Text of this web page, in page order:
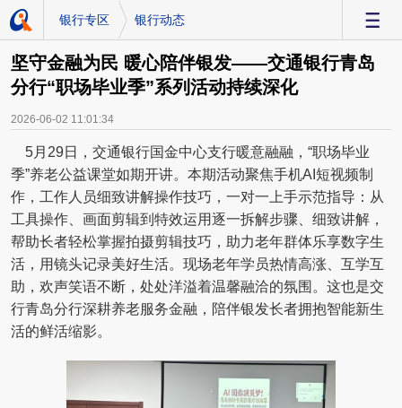
银行专区 银行动态
​坚守金融为民 暖心陪伴银发——交通银行青岛
分行“职场毕业季”系列活动持续深化
2026-06-02 11:01:34
5月29日，交通银行国金中心支行暖意融融，“职场毕业
季”养老公益课堂如期开讲。本期活动聚焦手机AI短视频制
作，工作人员细致讲解操作技巧，一对一上手示范指导：从
工具操作、画面剪辑到特效运用逐一拆解步骤、细致讲解，
帮助长者轻松掌握拍摄剪辑技巧，助力老年群体乐享数字生
活，用镜头记录美好生活。现场老年学员热情高涨、互学互
助，欢声笑语不断，处处洋溢着温馨融洽的氛围。这也是交
行青岛分行深耕养老服务金融，陪伴银发长者拥抱智能新生
活的鲜活缩影。